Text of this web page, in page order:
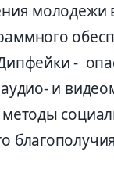
молодежи
-
и